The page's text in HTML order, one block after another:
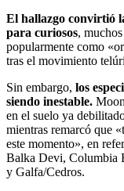
El hallazgo convirtió
para curiosos,
popularmente como
tras el movimiento
Sin embargo, los
siendo inestable.
en el suelo ya
mientras remarcó que
este momento», en
Balka Devi, Columbia
y Galfa/Cedros.